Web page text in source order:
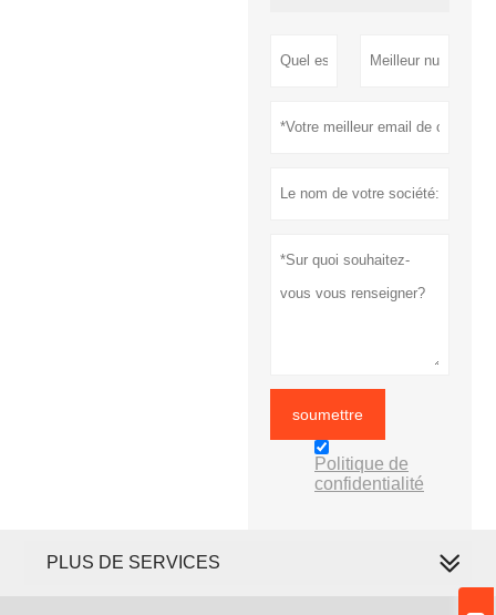
soumettre
Politique de
confidentialité
PLUS DE SERVICES